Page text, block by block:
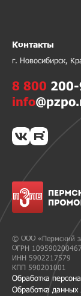
© ООО «Пермский
ОГРН
ИНН 5902217579
КПП 590201001
Обработка
Обработка данных
Контакты
г. Новосибирск,
8 800
info